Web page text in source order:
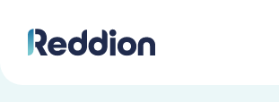
content